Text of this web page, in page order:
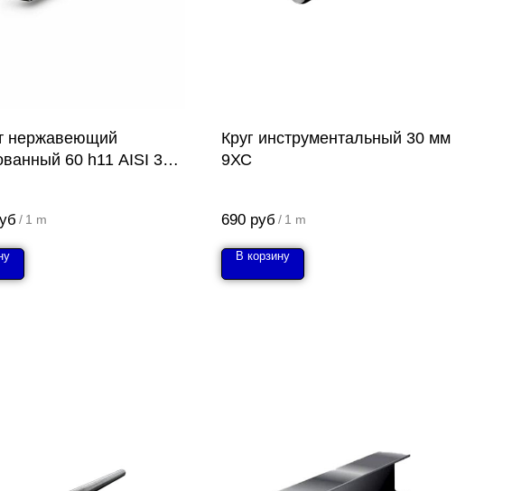
нержавеющий
60 h11 AISI 304
/ 1 m
Круг инструментальный 30 мм
9ХС
690 руб / 1 m
В корзину